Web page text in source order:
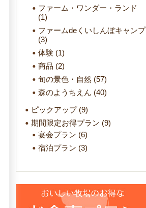
ファーム・ワンダー・ランド
(1)
ファームdeくいしんぼキャンプ
(3)
体験 (1)
商品 (2)
旬の景色・自然 (57)
森のようちえん (40)
ピックアップ(9)
期間限定お得プラン (9)
宴会プラン (6)
宿泊プラン (3)